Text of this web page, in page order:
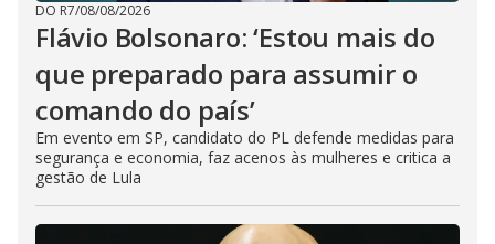
DO R7/08/08/2026
Flávio Bolsonaro: ‘Estou mais do
que preparado para assumir o
comando do país’
Em evento em SP, candidato do PL defende medidas para
segurança e economia, faz acenos às mulheres e critica a
gestão de Lula